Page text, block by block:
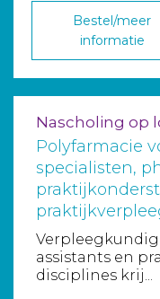
Bestel/meer
informatie
Nascholing op
Polyfarmacie
specialisten,
assistants en
disciplines krij...